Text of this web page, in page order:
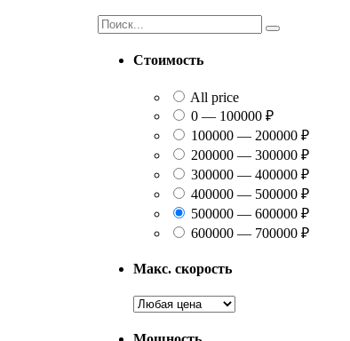
Найти:
Стоимость
All price
0 — 100000 ₽
100000 — 200000 ₽
200000 — 300000 ₽
300000 — 400000 ₽
400000 — 500000 ₽
500000 — 600000 ₽
600000 — 700000 ₽
Макс. скорость